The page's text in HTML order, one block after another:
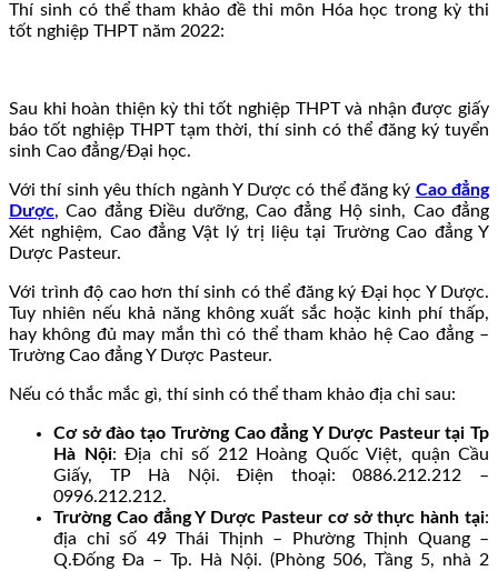
Thí sinh có thể tham khảo đề thi môn Hóa học trong kỳ thi
tốt nghiệp THPT năm 2022:
Sau khi hoàn thiện kỳ thi tốt nghiệp THPT và nhận được giấy
báo tốt nghiệp THPT tạm thời, thí sinh có thể đăng ký tuyển
sinh Cao đẳng/Đại học.
Với thí sinh yêu thích ngành Y Dược có thể đăng ký Cao đẳng
Dược, Cao đẳng Điều dưỡng, Cao đẳng Hộ sinh, Cao đẳng
Xét nghiệm, Cao đẳng Vật lý trị liệu tại Trường Cao đẳng Y
Dược Pasteur.
Với trình độ cao hơn thí sinh có thể đăng ký Đại học Y Dược.
Tuy nhiên nếu khả năng không xuất sắc hoặc kinh phí thấp,
hay không đủ may mắn thì có thể tham khảo hệ Cao đẳng –
Trường Cao đẳng Y Dược Pasteur.
Nếu có thắc mắc gì, thí sinh có thể tham khảo địa chỉ sau:
Cơ sở đào tạo Trường Cao đẳng Y Dược Pasteur tại Tp
Hà Nội: Địa chỉ số 212 Hoàng Quốc Việt, quận Cầu
Giấy, TP Hà Nội. Điện thoại: 0886.212.212 –
0996.212.212.
Trường Cao đẳng Y Dược Pasteur cơ sở thực hành tại:
địa chỉ số 49 Thái Thịnh – Phường Thịnh Quang –
Q.Đống Đa – Tp. Hà Nội. (Phòng 506, Tầng 5, nhà 2